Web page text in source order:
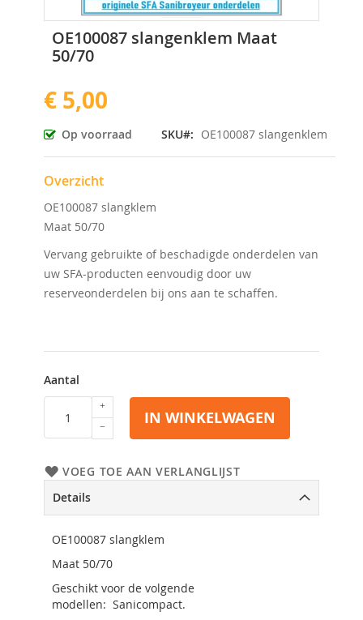
OE100087 slangenklem Maat
50/70
€ 5,00
Op voorraad SKU OE100087 slangenklem
Overzicht
OE100087 slangklem
Maat 50/70
Vervang gebruikte of beschadigde onderdelen van
uw SFA-producten eenvoudig door uw
reserveonderdelen bij ons aan te schaffen.
Aantal
IN WINKELWAGEN
VOEG TOE AAN VERLANGLIJST
naar
het
van
de
afbeeldingen-
gallerij
Details
OE100087 slangklem
Maat 50/70
Geschikt voor de volgende
modellen: Sanicompact.